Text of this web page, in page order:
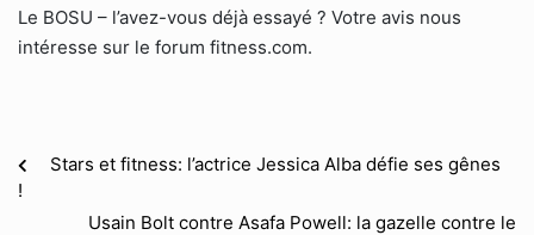
Le BOSU – l’avez-vous déjà essayé ? Votre avis nous
intéresse sur le forum fitness.com.
Stars et fitness: l’actrice Jessica Alba défie ses gênes
!
Usain Bolt contre Asafa Powell: la gazelle contre le